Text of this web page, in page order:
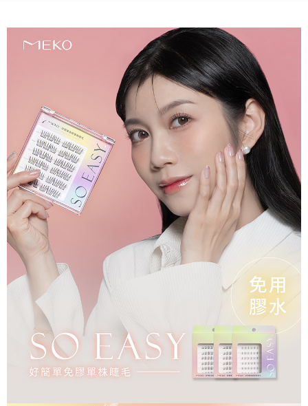
【關於「AFTEE先享後付」】
AFTEE先享後付是「在收到商品之後才付款」的支付方式。 讓您購物簡單
便利好安心！
１．簡單：不需註冊會員、不需綁卡、不需儲值。
２．便利：只要手機號碼，簡訊認證，即可結帳。
３．安心：先確認商品／服務後，再付款。
【「AFTEE先享後付」結帳流程】
１．於結帳方式選擇「AFTEE先享後付」後，將跳轉至「AFTEE先享後付」
結帳頁面，進行簡訊認證並確認金額後，即可完成結帳。
２．訂單成立數日內，您將收到繳費通知簡訊。
３．收到繳費通知簡訊後14天內，點擊此簡訊中的連結，可透過四大超商／
ATM／網路銀行／等多元方式進行付款，方視為交易完成。
※ 請注意：結帳手續完成當下不需立刻繳費，但若您需要取消訂單，請聯絡
購買商品的店家。未經商家同意取消之訂單仍視為有效，需透過AFTEE先享
後付繳納相關費用。
※ 交易是否成功請以「AFTEE先享後付 」之結帳頁面顯示為準，若有關於
是否繳費成功／繳費後需取消欲退款等相關疑問，請聯繫「AFTEE先享後付
客戶支援中心」
https://netprotections.freshdesk.com/support/home
【注意事項】
１．透過由恩沛科技股份有限公司提供之「AFTEE先享後付」服務完成之交
易，需依本服務之必要範圍內提供個人資料，並將交易相關給付款項請求債
權轉讓予恩沛科技股份有限公司。
２．關於個人資料處理事宜，請瀏覽以下網址：
https://aftee.tw/terms/#terms3
３．未成年的使用者請事先徵得法定代理人或監護人之同意方可使用
「AFTEE先享後付」，若未經同意申辦者引起之損失，本公司不負相關責
任。
每筆NT$65，滿NT$499(含以上)免運費
付款後全家取貨
每筆NT$65，滿NT$499(含以上)免運費
7-11取貨付款
每筆NT$65，滿NT$499(含以上)免運費
付款後7-11取貨
每筆NT$65，滿NT$499(含以上)免運費
宅配
每筆NT$85，滿NT$499(含以上)免運費
離島-宅配
每筆NT$120，滿NT$499(含以上)免運費
國家/地區配送 查看運費